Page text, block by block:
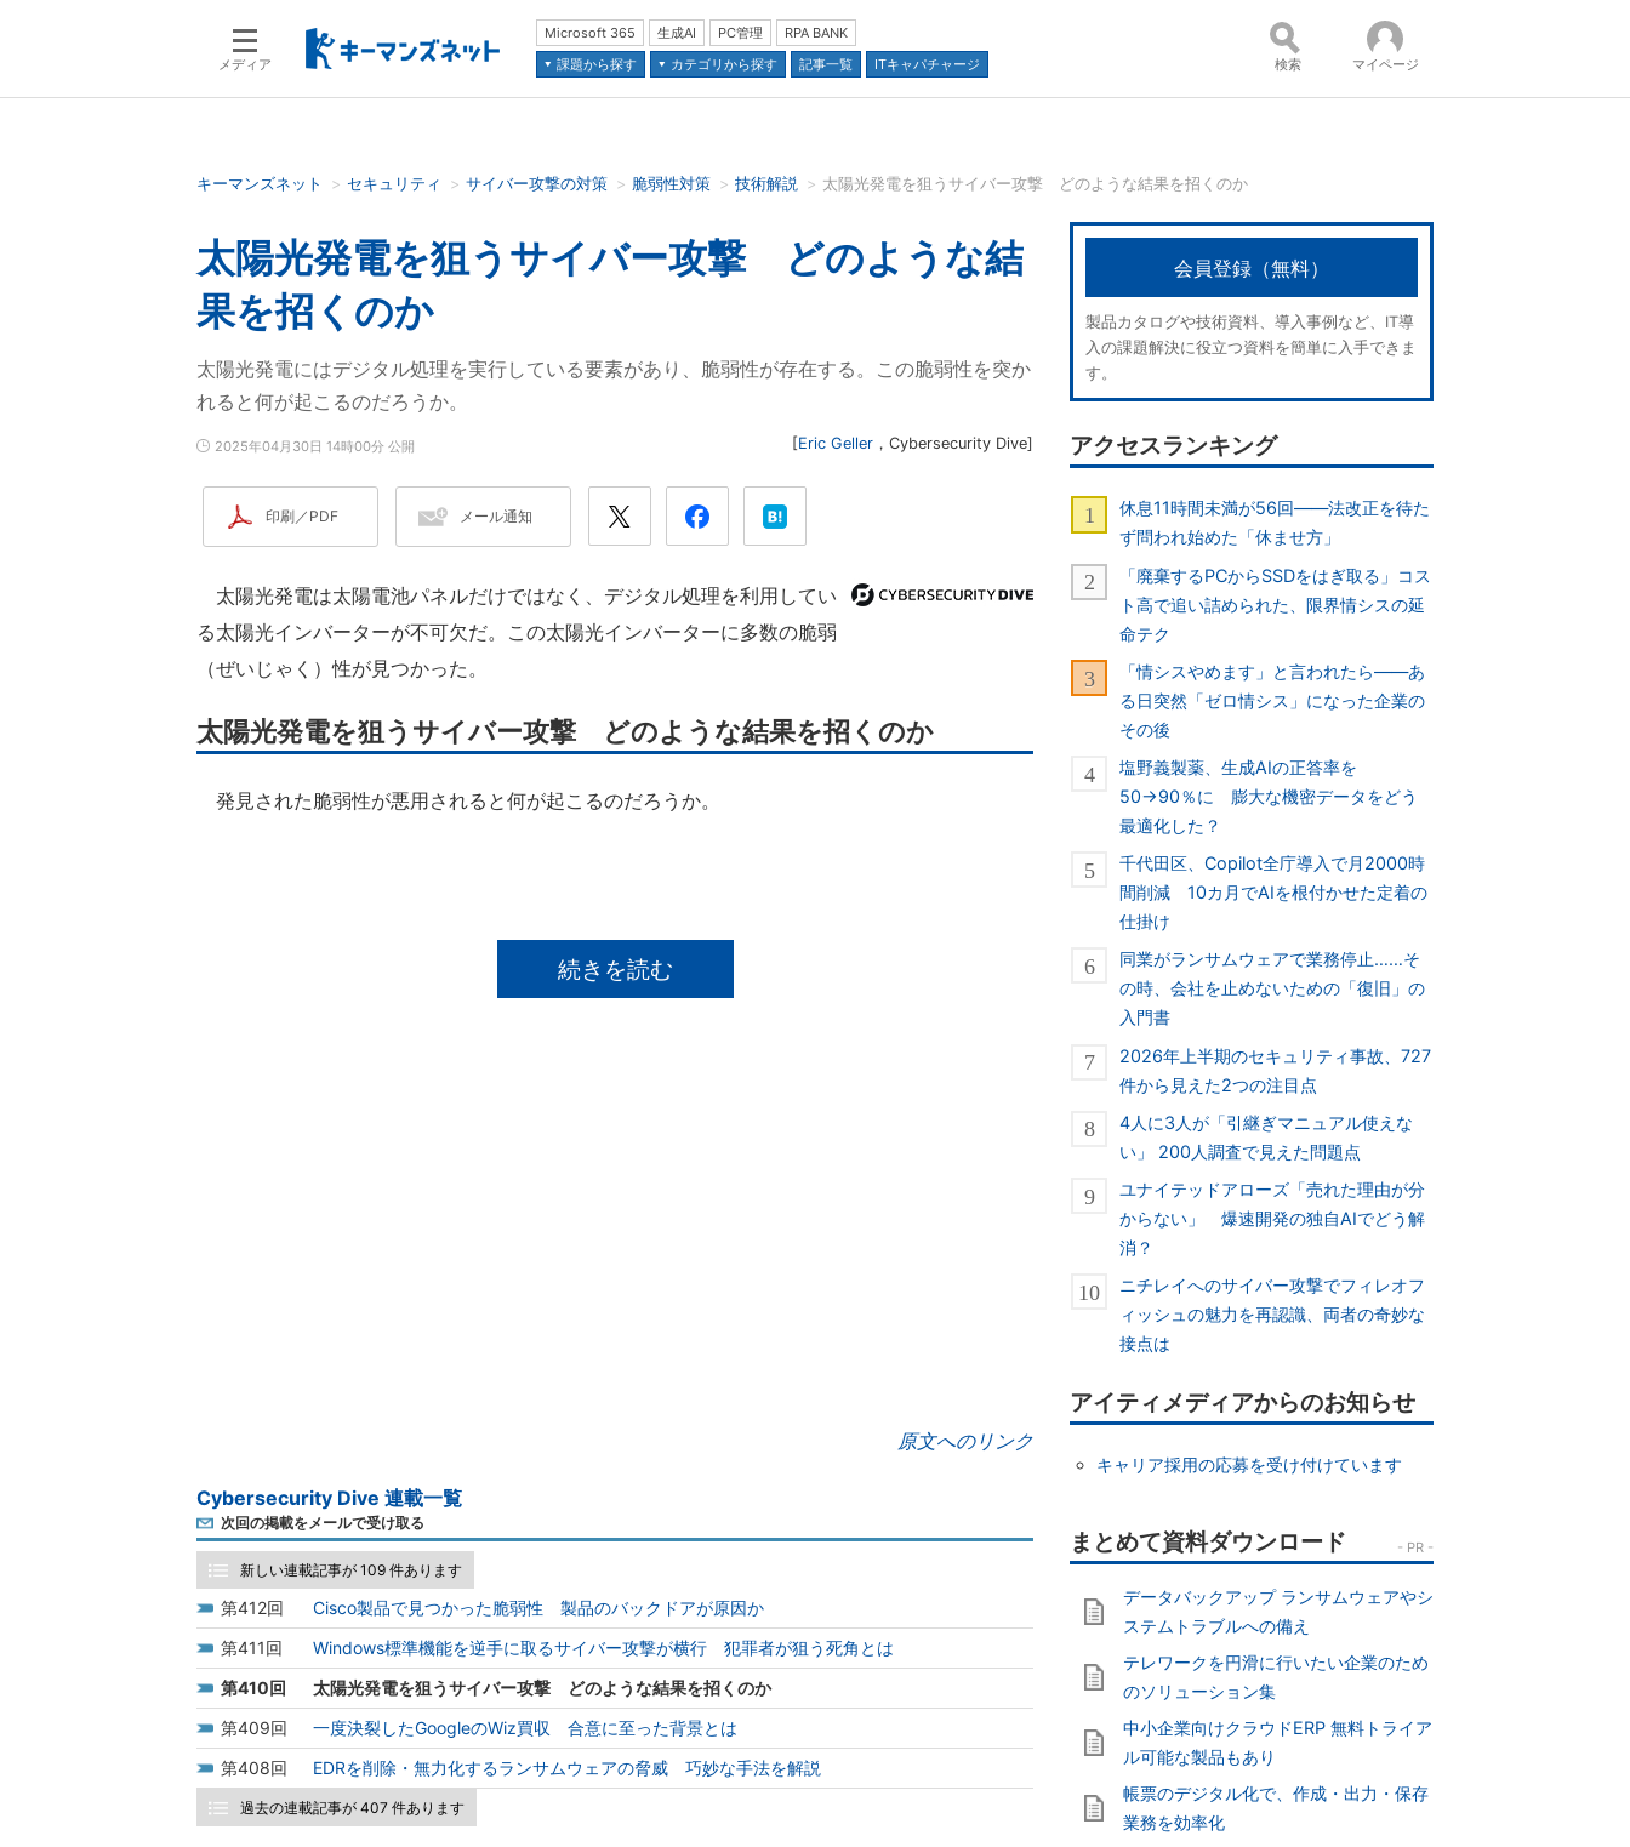
メディア
Microsoft 365 生成AI PC管理
RPA BANK
課題から探す
カテゴリから探す 記事一覧 ITキャパチャージ
検索語を入力してください コンテンツ：
並び順：
検索 マイページ
キーマンズネット セキュリティ サイバー攻撃の対策 脆弱性対策 技術解説 太陽光発電を狙うサイバー攻撃 どのような結果を招くのか
太陽光発電を狙うサイバー攻撃 どのような結
果を招くのか
太陽光発電にはデジタル処理を実行している要素があり、脆弱性が存在する。この脆弱性を突か
れると何が起こるのだろうか。
2025年04月30日 14時00分 公開 [Eric Geller ， Cybersecurity Dive]
印刷／PDF メール通知
太陽光発電は太陽電池パネルだけではなく、デジタル処理を利用してい
る太陽光インバーターが不可欠だ。この太陽光インバーターに多数の脆弱
（ぜいじゃく）性が見つかった。
太陽光発電を狙うサイバー攻撃 どのような結果を招くのか
発見された脆弱性が悪用されると何が起こるのだろうか。
続きを読む
原文へのリンク
Cybersecurity Dive 連載一覧
次回の掲載をメールで受け取る
新しい連載記事が 109 件あります
412
Cisco製品で見つかった脆弱性 製品のバックドアが原因か
411
Windows標準機能を逆手に取るサイバー攻撃が横行 犯罪者が狙う死角とは
410
太陽光発電を狙うサイバー攻撃 どのような結果を招くのか
409
一度決裂したGoogleのWiz買収 合意に至った背景とは
408
EDRを削除・無力化するランサムウェアの脅威 巧妙な手法を解説
過去の連載記事が 407 件あります
会員登録（無料）
製品カタログや技術資料、導入事例など、IT導
入の課題解決に役立つ資料を簡単に入手できま
す。
アクセスランキング
休息11時間未満が56回――法改正を待た
ず問われ始めた「休ませ方」
「廃棄するPCからSSDをはぎ取る」コス
ト高で追い詰められた、限界情シスの延
命テク
「情シスやめます」と言われたら――あ
る日突然「ゼロ情シス」になった企業の
その後
塩野義製薬、生成AIの正答率を
50→90％に 膨大な機密データをどう
最適化した？
千代田区、Copilot全庁導入で月2000時
間削減 10カ月でAIを根付かせた定着の
仕掛け
同業がランサムウェアで業務停止……そ
の時、会社を止めないための「復旧」の
入門書
2026年上半期のセキュリティ事故、727
件から見えた2つの注目点
4人に3人が「引継ぎマニュアル使えな
い」 200人調査で見えた問題点
ユナイテッドアローズ「売れた理由が分
からない」 爆速開発の独自AIでどう解
消？
ニチレイへのサイバー攻撃でフィレオフ
ィッシュの魅力を再認識、両者の奇妙な
接点は
アイティメディアからのお知らせ
キャリア採用の応募を受け付けています
データバックアップ ランサムウェアやシ
ステムトラブルへの備え
テレワークを円滑に行いたい企業のため
のソリューション集
中小企業向けクラウドERP 無料トライア
ル可能な製品もあり
帳票のデジタル化で、作成・出力・保存
業務を効率化